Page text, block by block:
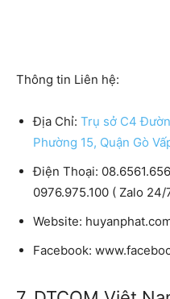
Thông tin Liên hệ:
Địa Chỉ: Trụ sở C4
Phường 15, Quận Gò
Điện Thoại:
0976.975.100 ( Zalo 24/
Website:
Facebook: